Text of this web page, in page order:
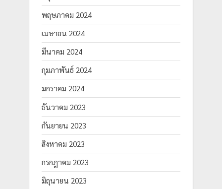
พฤษภาคม 2024
เมษายน 2024
มีนาคม 2024
กุมภาพันธ์ 2024
มกราคม 2024
ธันวาคม 2023
กันยายน 2023
สิงหาคม 2023
กรกฎาคม 2023
มิถุนายน 2023